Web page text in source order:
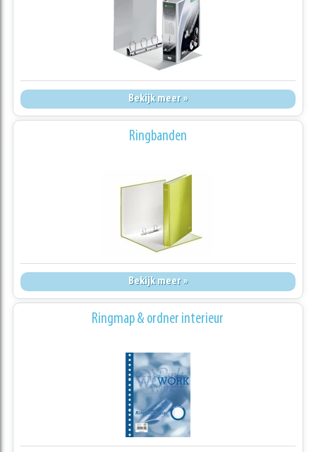
Bekijk meer »
Ringbanden
Bekijk meer »
Ringmap & ordner interieur